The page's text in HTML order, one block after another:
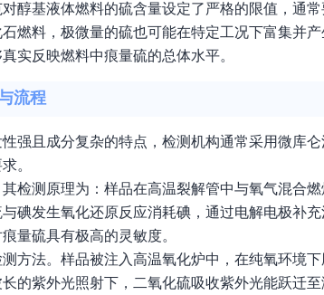
醇基液体燃料的硫含量设定了严格的限值，通
燃料，极微量的硫也可能在特定工况下富集并
实反映燃料中痕量硫的总体水平。
流程
强且成分复杂的特点，检测机构通常采用微库
。
检测原理为：样品在高温裂解管中与氧气混合
碘发生氧化还原反应消耗碘，通过电解电极补
量硫具有极高的灵敏度。
方法。样品被注入高温氧化炉中，在纯氧环境
的紫外光照射下，二氧化硫吸收紫外光能跃迁